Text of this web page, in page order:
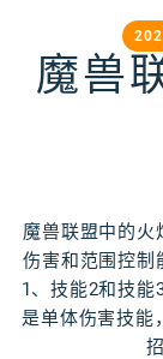
魔兽
魔兽联盟中的火
伤害和范围控制
1、技能2和技能
是单体伤害技能